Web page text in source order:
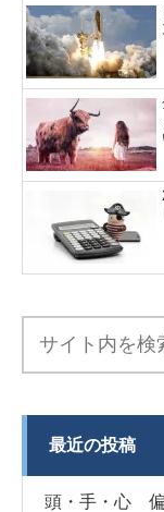
最近の投稿
頭・手・心 偏